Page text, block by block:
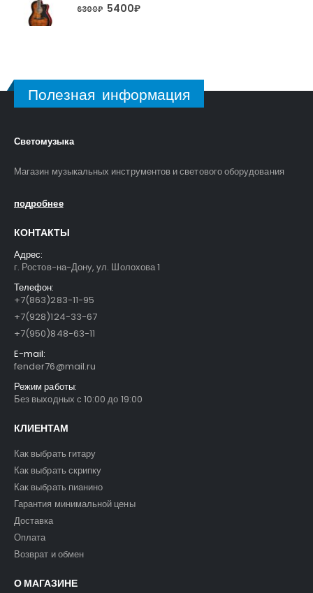
6300₽ 5400₽
Полезная информация
Светомузыка
Магазин музыкальных инструментов и светового оборудования
подробнее
КОНТАКТЫ
Адрес:
г. Ростов-на-Дону, ул. Шолохова 1
Телефон:
+7(863)283-11-95
+7(928)124-33-67
+7(950)848-63-11
E-mail:
fender76@mail.ru
Режим работы:
Без выходных с 10:00 до 19:00
КЛИЕНТАМ
Как выбрать гитару
Как выбрать скрипку
Как выбрать пианино
Гарантия минимальной цены
Доставка
Оплата
Возврат и обмен
О МАГАЗИНЕ